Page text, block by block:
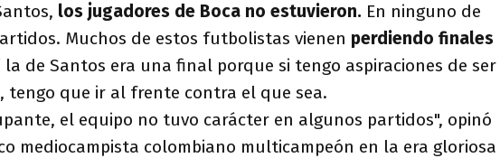
los jugadores de Boca no estuvieron. En ninguno de
Muchos de estos futbolistas vienen perdiendo finales
la de Santos era una final porque si tengo aspiraciones de ser
tengo que ir al frente contra el que sea.
el equipo no tuvo carácter en algunos partidos", opinó
mediocampista colombiano multicampeón en la era gloriosa